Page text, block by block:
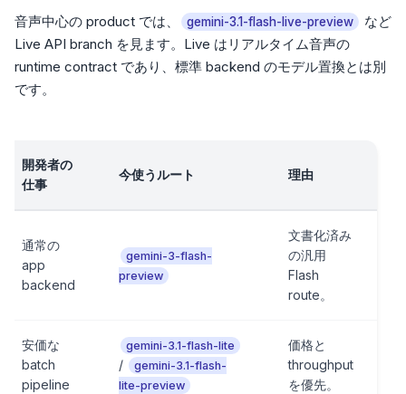
音声中心の product では、 gemini-3.1-flash-live-preview
など
Live API branch を見ます。Live はリアルタイム音声の
runtime contract であり、標準 backend のモデル置換とは別
です。
開発者の
仕事
今使うルート 理由
通常の
app
backend
gemini-3-flash-
preview
文書化済み
の汎用
Flash
route。
安価な
batch
pipeline
gemini-3.1-flash-lite
/
gemini-3.1-flash-
lite-preview
価格と
throughput
を優先。